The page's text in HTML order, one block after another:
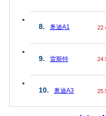
8. 奥迪A1
9. 雷斯特
10. 奥迪A3